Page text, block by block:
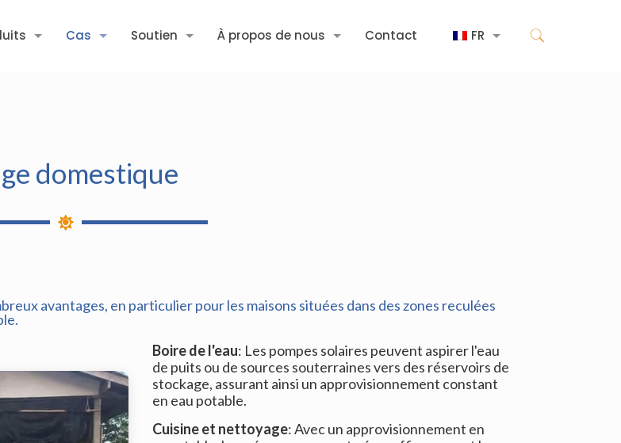
Cas Soutien À propos de nous Contact FR
domestique
avantages, en particulier pour les maisons situées dans des zones reculées
Boire de l'eau: Les pompes solaires peuvent aspirer l'eau
de puits ou de sources souterraines vers des réservoirs de
stockage, assurant ainsi un approvisionnement constant
en eau potable.
Cuisine et nettoyage: Avec un approvisionnement en